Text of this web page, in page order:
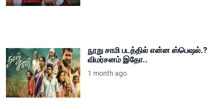
நூறு சாமி படத்தில் என்ன ஸ்பெஷல்.?
விமர்சனம் இதோ..
1 month ago